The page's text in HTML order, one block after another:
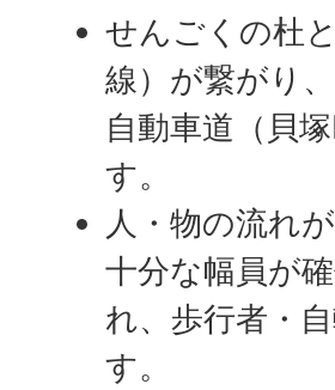
せんごくの杜
線）が繋がり
自動車道（貝
す。
人・物の流れ
十分な幅員が
れ、歩行者・
す。